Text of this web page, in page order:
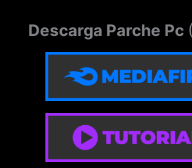
Descarga Parche Pc